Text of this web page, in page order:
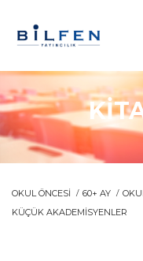
OKUL ÖNCESİ 60+ AY
KÜÇÜK AKADEMİSYENLER